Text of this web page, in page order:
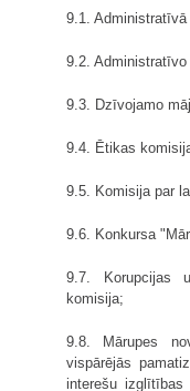
9.1.
9.2.
9.3. Dzīvojamo
9.4. Ētikas
9.5. Komisija par
9.6. Konkursa
9.7. Korupcijas
komisija;
9.8. Mārupes
vispārējās
interešu izglītības